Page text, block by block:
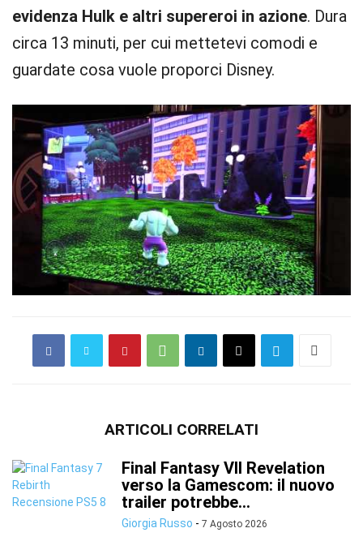
evidenza Hulk e altri supereroi in azione. Dura
circa 13 minuti, per cui mettetevi comodi e
guardate cosa vuole proporci Disney.
ARTICOLI CORRELATI
Final Fantasy VII Revelation
verso la Gamescom: il nuovo
trailer potrebbe...
Giorgia Russo - 7 Agosto 2026